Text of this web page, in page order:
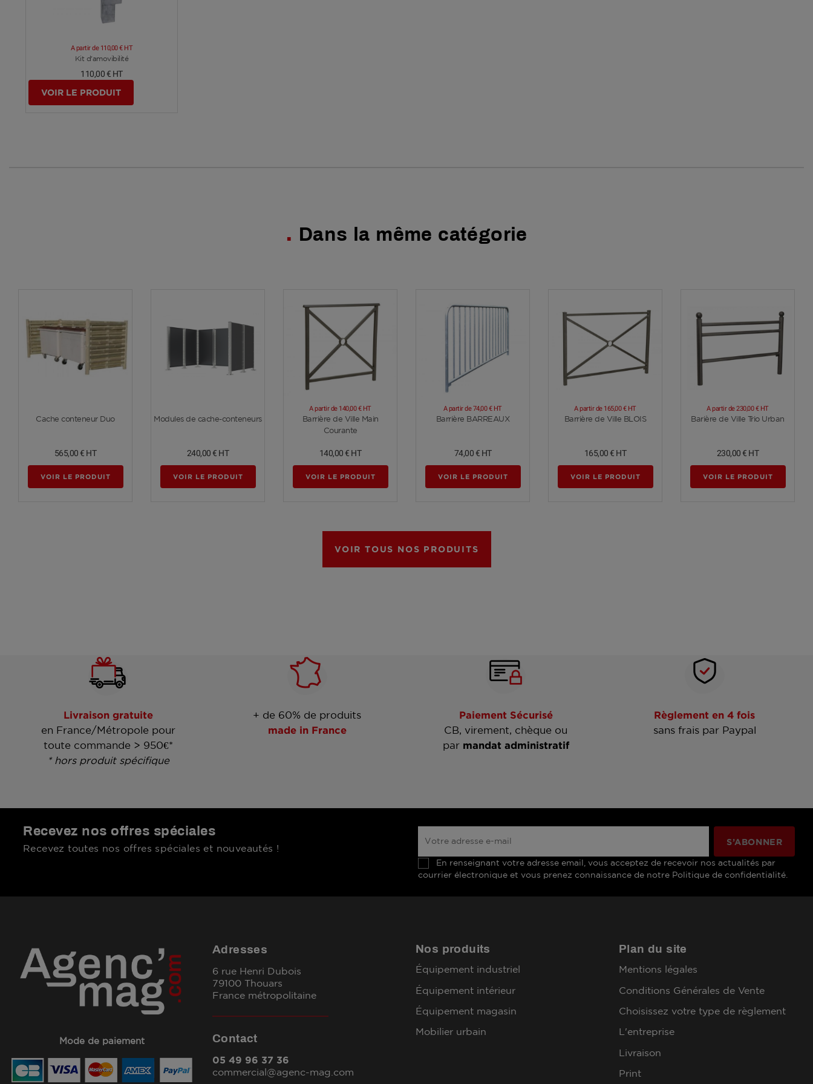
Voir plus
Kit d'amovibilité
A partir de 110,00 € HT
110,00 € HT
VOIR LE PRODUIT
Dans la même catégorie
Voir plus
Cache conteneur Duo
565,00 € HT
VOIR LE PRODUIT
Voir plus
Modules de cache-conteneurs
240,00 € HT
VOIR LE PRODUIT
Voir plus
Barrière de Ville Main
Courante
A partir de 140,00 € HT
140,00 € HT
VOIR LE PRODUIT
Voir plus
Barrière BARREAUX
A partir de74,00 € HT
74,00 € HT
VOIR LE PRODUIT
Voir plus
Barrière de Ville BLOIS
A partir de 165,00 € HT
165,00 € HT
VOIR LE PRODUIT
Voir plus
Barière de Ville Trio Urban
A partir de230,00 € HT
230,00 € HT
VOIR LE PRODUIT
VOIR TOUS NOS PRODUITS
Livraison gratuite
en France/Métropole pour
toute commande > 950€*
* hors produit spécifique
+ de 60% de produits
made in France
Paiement Sécurisé
CB, virement, chèque ou
par mandat administratif
Règlement en 4 fois
sans frais par Paypal
Recevez nos offres spéciales
Recevez toutes nos offres spéciales et nouveautés !
En renseignant votre adresse email, vous acceptez de recevoir nos actualités par
courrier électronique et vous prenez connaissance de notre Politique de confidentialité.
Mode de paiement
Adresses
6 rue Henri Dubois
79100 Thouars
France métropolitaine
Contact
05 49 96 37 36
commercial@agenc-mag.com
Nos produits
Équipement industriel
Équipement intérieur
Équipement magasin
Mobilier urbain
Plan du site
Mentions légales
Conditions Générales de Vente
Choisissez votre type de règlement
L'entreprise
Livraison
Print